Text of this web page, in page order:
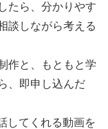
たら、分かりやす
談しながら考える
作と、もともと学
、即申し込んだ
してくれる動画を